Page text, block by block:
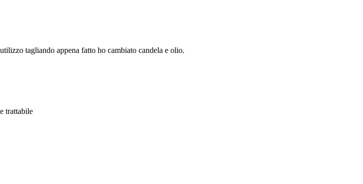
tagliando appena fatto ho cambiato candela e olio.
trattabile